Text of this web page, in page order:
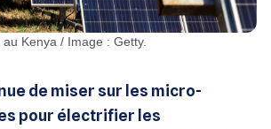
au Kenya / Image : Getty.
de miser sur les micro-
pour électrifier les